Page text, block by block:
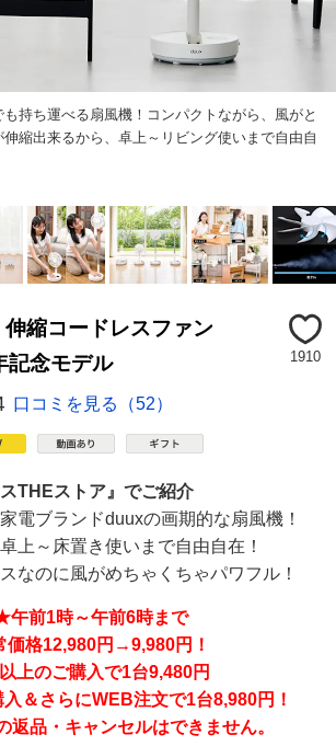
持ち運べる扇風機！コンパクトながら、風がと
縮出来るから、卓上～リビング使いまで自由自
縮コードレスファン
記念モデル
1910
口コミを見る（52）
THEストア』でご紹介
電ブランドduuxの画期的な扇風機！
上～床置き使いまで自由自在！
なのに風がめちゃくちゃパワフル！
午前1時～午前6時まで
価格12,980円→9,980円！
上のご購入で1台9,480円
＆さらにWEB注文で1台8,980円！
返品・キャンセルはできません。